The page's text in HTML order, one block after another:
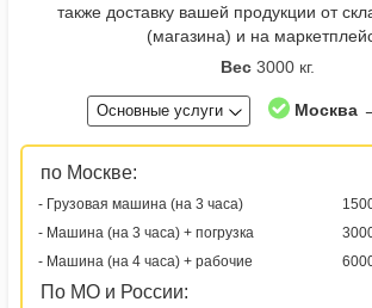
также доставку вашей продукции от
(магазина) и на
Вес3000 кг.
Основные услуги Москва
по Москве:
- Грузовая машина (на 3 часа)
- Машина (на 3 часа) + погрузка
- Машина (на 4 часа) + рабочие
По МО и России: